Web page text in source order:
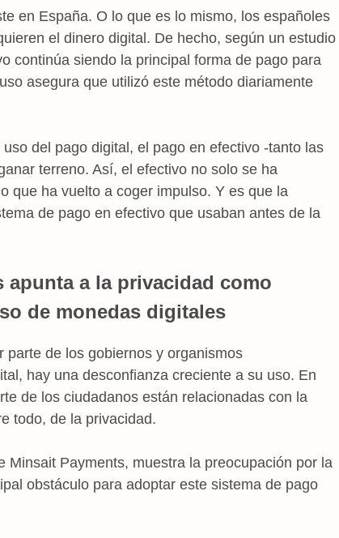
en España. O lo que es lo mismo, los españoles
el dinero digital. De hecho, según un estudio
continúa siendo la principal forma de pago para
asegura que utilizó este método diariamente
del pago digital, el pago en efectivo -tanto las
terreno. Así, el efectivo no solo se ha
que ha vuelto a coger impulso. Y es que la
de pago en efectivo que usaban antes de la
apunta a la privacidad como
de monedas digitales
parte de los gobiernos y organismos
hay una desconfianza creciente a su uso. En
de los ciudadanos están relacionadas con la
todo, de la privacidad.
Payments, muestra la preocupación por la
obstáculo para adoptar este sistema de pago